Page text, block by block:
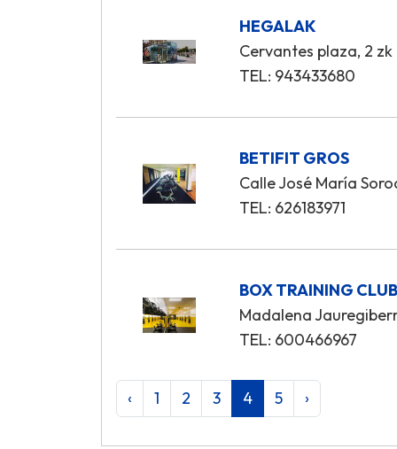
HEGALAK
Cervantes plaza, 2 zk
TEL: 943433680
BETIFIT GROS
Calle José María
TEL: 626183971
BOX TRAINING CLUB
Madalena
TEL: 600466967
‹ 1 2 3 4 5 ›